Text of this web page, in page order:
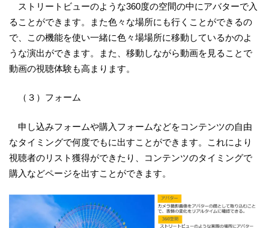
ストリートビューのような360度の空間の中にアバターで入
ることができます。また色々な場所にも行くことができるの
で、この機能を使い一緒に色々場場所に移動しているかのよ
うな演出ができます。また、移動しながら動画を見ることで
動画の視聴体験も高まります。
（３）フォーム
申し込みフォームや購入フォームなどをコンテンツの自由
なタイミングで何度でもに出すことができます。これにより
視聴者のリスト獲得ができたり、コンテンツのタイミングで
購入などページを出すことができます。